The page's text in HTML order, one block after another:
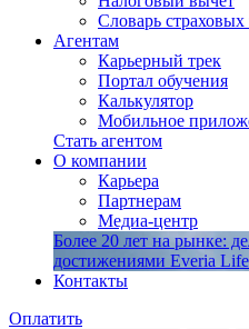
Словарь
Агентам
Карьерный трек
Портал обучения
Калькулятор
Мобильное
Стать агентом
О компании
Карьера
Партнерам
Медиа-центр
Более 20 лет на рынке:
достижениями Everia Life
Контакты
Оплатить